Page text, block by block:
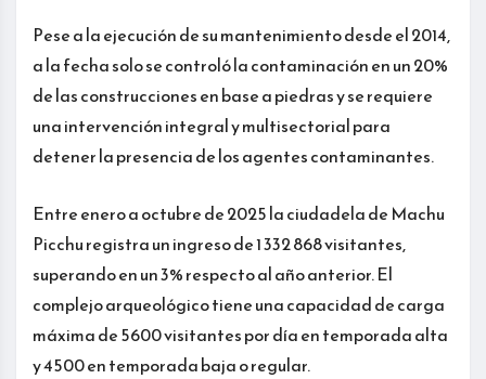
Pese a la ejecución de su mantenimiento desde el 2014,
a la fecha solo se controló la contaminación en un 20%
de las construcciones en base a piedras y se requiere
una intervención integral y multisectorial para
detener la presencia de los agentes contaminantes.
Entre enero a octubre de 2025 la ciudadela de Machu
Picchu registra un ingreso de 1 332 868 visitantes,
superando en un 3% respecto al año anterior. El
complejo arqueológico tiene una capacidad de carga
máxima de 5600 visitantes por día en temporada alta
y 4500 en temporada baja o regular.